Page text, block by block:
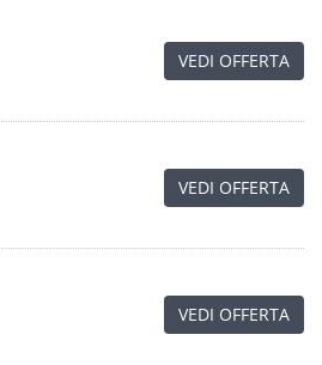
VEDI OFFERTA
VEDI OFFERTA
VEDI OFFERTA